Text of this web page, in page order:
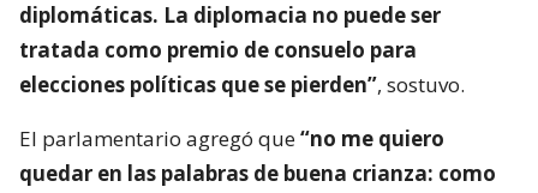
diplomáticas. La diplomacia no puede ser
tratada como premio de consuelo para
elecciones políticas que se pierden”, sostuvo.
El parlamentario agregó que“no me quiero
quedar en las palabras de buena crianza: como